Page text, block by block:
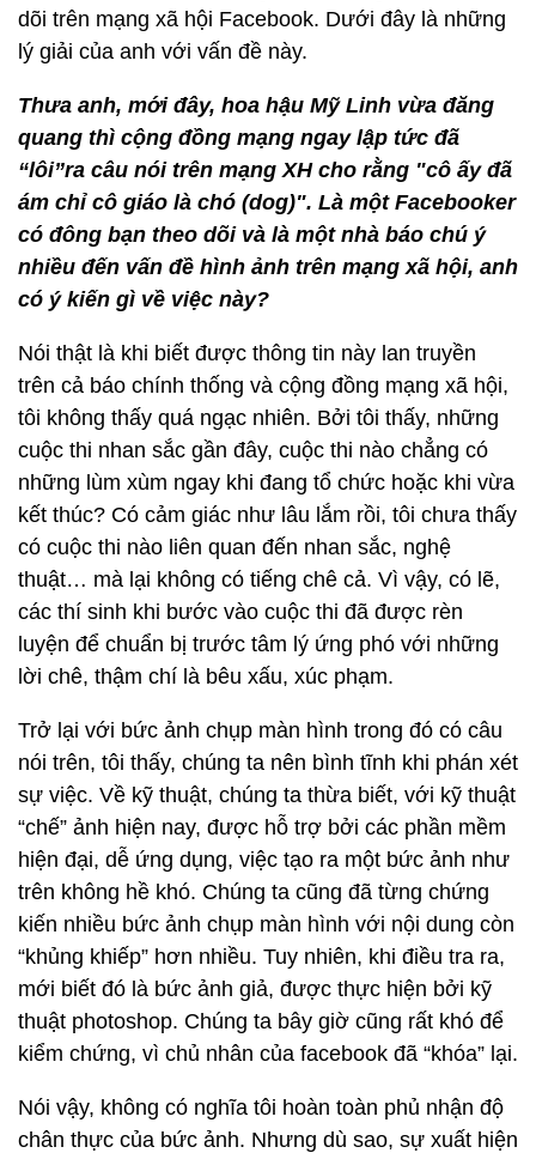
dõi trên mạng xã hội Facebook. Dưới đây là những
lý giải của anh với vấn đề này.
Thưa anh, mới đây, hoa hậu Mỹ Linh vừa đăng
quang thì cộng đồng mạng ngay lập tức đã
“lôi”ra câu nói trên mạng XH cho rằng "cô ấy đã
ám chỉ cô giáo là chó (dog)". Là một Facebooker
có đông bạn theo dõi và là một nhà báo chú ý
nhiều đến vấn đề hình ảnh trên mạng xã hội, anh
có ý kiến gì về việc này?
Nói thật là khi biết được thông tin này lan truyền
trên cả báo chính thống và cộng đồng mạng xã hội,
tôi không thấy quá ngạc nhiên. Bởi tôi thấy, những
cuộc thi nhan sắc gần đây, cuộc thi nào chẳng có
những lùm xùm ngay khi đang tổ chức hoặc khi vừa
kết thúc? Có cảm giác như lâu lắm rồi, tôi chưa thấy
có cuộc thi nào liên quan đến nhan sắc, nghệ
thuật… mà lại không có tiếng chê cả. Vì vậy, có lẽ,
các thí sinh khi bước vào cuộc thi đã được rèn
luyện để chuẩn bị trước tâm lý ứng phó với những
lời chê, thậm chí là bêu xấu, xúc phạm.
Trở lại với bức ảnh chụp màn hình trong đó có câu
nói trên, tôi thấy, chúng ta nên bình tĩnh khi phán xét
sự việc. Về kỹ thuật, chúng ta thừa biết, với kỹ thuật
“chế” ảnh hiện nay, được hỗ trợ bởi các phần mềm
hiện đại, dễ ứng dụng, việc tạo ra một bức ảnh như
trên không hề khó. Chúng ta cũng đã từng chứng
kiến nhiều bức ảnh chụp màn hình với nội dung còn
“khủng khiếp” hơn nhiều. Tuy nhiên, khi điều tra ra,
mới biết đó là bức ảnh giả, được thực hiện bởi kỹ
thuật photoshop. Chúng ta bây giờ cũng rất khó để
kiểm chứng, vì chủ nhân của facebook đã “khóa” lại.
Nói vậy, không có nghĩa tôi hoàn toàn phủ nhận độ
chân thực của bức ảnh. Nhưng dù sao, sự xuất hiện